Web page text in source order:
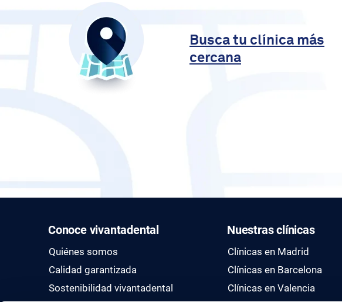
Busca tu clínica más
cercana
Conoce vivantadental
Quiénes somos
Calidad garantizada
Sostenibilidad vivantadental
Nuestras clínicas
Clínicas en Madrid
Clínicas en Barcelona
Clínicas en Valencia